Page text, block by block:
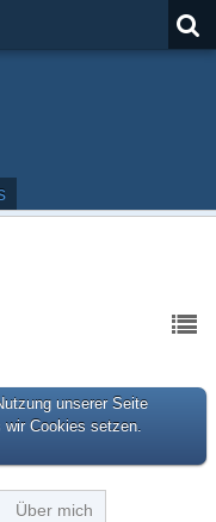
unserer Seite
Cookies setzen.
Über mich